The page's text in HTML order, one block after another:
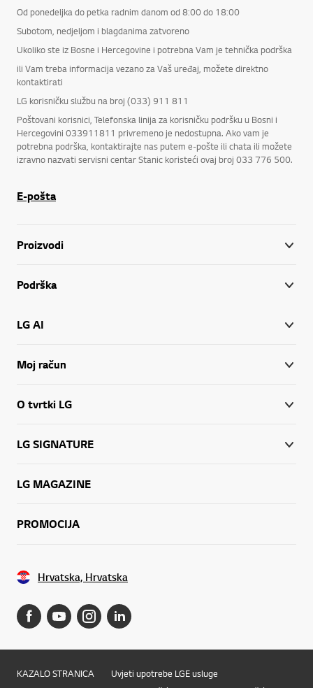
Od ponedeljka do petka radnim danom od 8:00 do 18:00
Subotom, nedjeljom i blagdanima zatvoreno
Ukoliko ste iz Bosne i Hercegovine i potrebna Vam je tehnička podrška
ili Vam treba informacija vezano za Vaš uređaj, možete direktno
kontaktirati
LG korisničku službu na broj (033) 911 811
Poštovani korisnici, Telefonska linija za korisničku podršku u Bosni i
Hercegovini 033911811 privremeno je nedostupna. Ako vam je
potrebna podrška, kontaktirajte nas putem e-pošte ili chata ili možete
izravno nazvati servisni centar Stanic koristeći ovaj broj 033 776 500.
E-pošta
Proizvodi
Podrška
LG AI
Moj račun
O tvrtki LG
LG SIGNATURE
LG MAGAZINE
PROMOCIJA
Hrvatska, Hrvatska
KAZALO STRANICA
Uvjeti upotrebe LGE usluge